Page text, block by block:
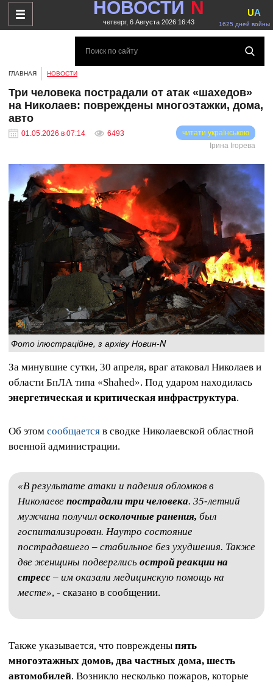
НОВОСТИ N
четверг, 6 Августа 2026 16:43 1625 дней войны
UA
ГЛАВНАЯ НОВОСТИ
Три человека пострадали от атак «шахедов»
на Николаев: повреждены многоэтажки, дома,
авто
01.05.2026 в 07:14 6493
читати українською
Ірина Ігорева
Фото ілюстраційне, з архіву Новин-N
За минувшие сутки, 30 апреля, враг атаковал Николаев и
области БпЛА типа «Shahed». Под ударом находилась
энергетическая и критическая инфраструктура.
Об этом сообщается в сводке Николаевской областной
военной администрации.
«В результате атаки и падения обломков в
Николаеве пострадали три человека. 35-летний
мужчина получил осколочные ранения, был
госпитализирован. Наутро состояние
пострадавшего – стабильное без ухудшения. Также
две женщины подверглись острой реакции на
стресс – им оказали медицинскую помощь на
месте», - сказано в сообщении.
Также указывается, что повреждены пять
многоэтажных домов, два частных дома, шесть
автомобилей. Возникло несколько пожаров, которые